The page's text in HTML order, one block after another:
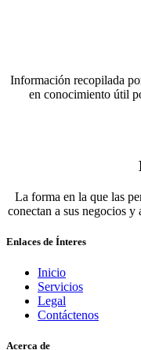
Información recopilada
en conocimiento útil
La forma en la que las
conectan a sus negocios y
Enlaces de Ínteres
Inicio
Servicios
Legal
Contáctenos
Acerca de